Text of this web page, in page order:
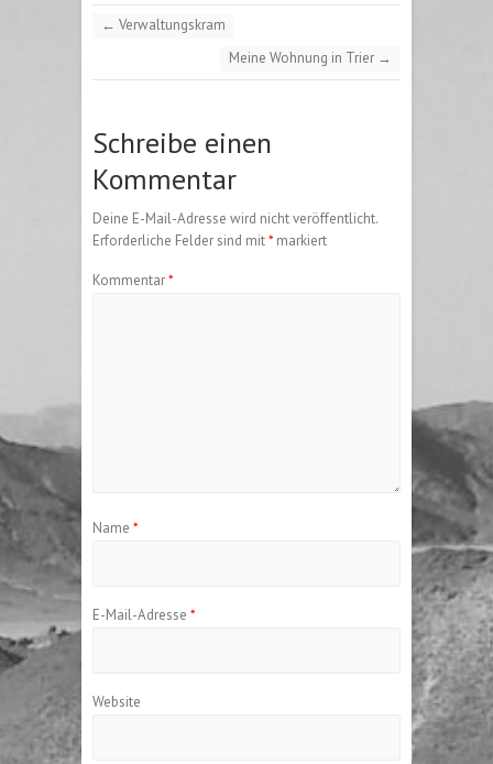
← Verwaltungskram
Meine Wohnung in Trier →
Schreibe einen
Kommentar
Deine E-Mail-Adresse wird nicht veröffentlicht.
Erforderliche Felder sind mit* markiert
Kommentar*
Name *
E-Mail-Adresse *
Website